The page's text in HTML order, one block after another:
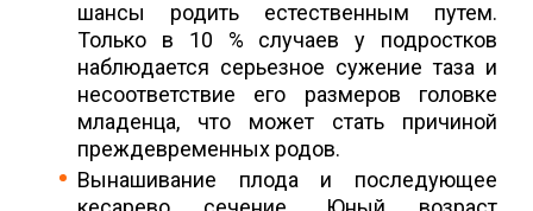
шансы родить естественным путем.
Только в 10 % случаев у подростков
наблюдается серьезное сужение таза и
несоответствие его размеров головке
младенца, что может стать причиной
преждевременных родов.
Вынашивание плода и последующее